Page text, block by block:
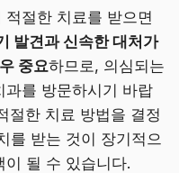
절한 치료를 받으면
발견과 신속한 대처가
중요하므로, 의심되는
과를 방문하시기 바랍
절한 치료 방법을 결정
를 받는 것이 장기적으
이 될 수 있습니다.